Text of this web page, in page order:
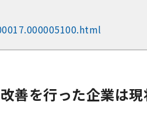
善を行った企業は